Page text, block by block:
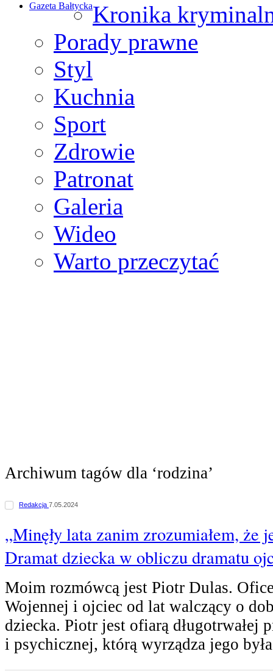
Gazeta BałtyckaKronika
Porady prawne
Styl
Kuchnia
Sport
Zdrowie
Patronat
Galeria
Wideo
Warto przeczytać
Archiwum tagów dla ‘rodzina’
Redakcja 7.05.2024
„Minęły lata zanim zrozumiałem, że
Dramat dziecka w obliczu dramatu
Moim rozmówcą jest Piotr Dulas.
Wojennej i ojciec od lat walczący o
dziecka. Piotr jest ofiarą długotrwałej
i psychicznej, którą wyrządza jego